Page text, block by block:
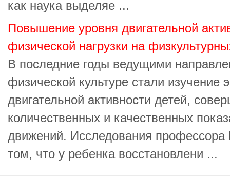
как наука выделяе ...
Повышение уровня двигательной
физической нагрузки на
В последние годы ведущими
физической культуре стали изучение
двигательной активности детей,
количественных и качественных
движений. Исследования профессора
том, что у ребенка восстановлени ...